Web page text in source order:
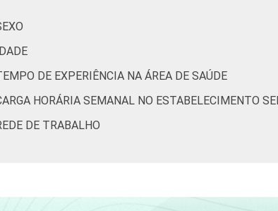
DE EXPERIÊNCIA NA ÁREA DE SAÚDE
HORÁRIA SEMANAL NO ESTABELECIMENTO
DE TRABALHO